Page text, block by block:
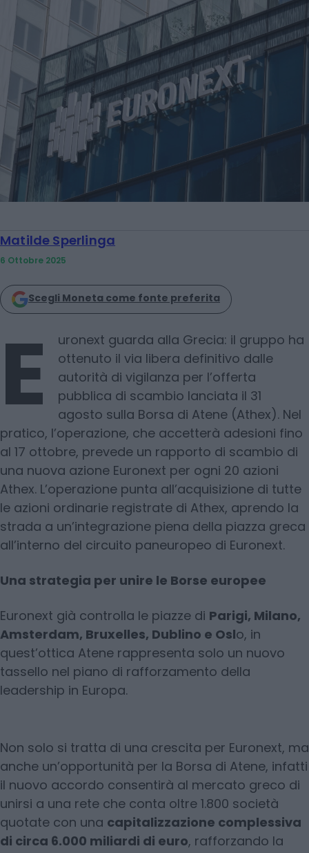
Matilde Sperlinga
6 Ottobre 2025
Scegli Moneta come fonte preferita
E
uronext guarda alla Grecia: il gruppo ha
ottenuto il via libera definitivo dalle
autorità di vigilanza per l’offerta
pubblica di scambio lanciata il 31
agosto sulla Borsa di Atene (Athex). Nel
pratico, l’operazione, che accetterà adesioni fino
al 17 ottobre, prevede un rapporto di scambio di
una nuova azione Euronext per ogni 20 azioni
Athex. L’operazione punta all’acquisizione di tutte
le azioni ordinarie registrate di Athex, aprendo la
strada a un’integrazione piena della piazza greca
all’interno del circuito paneuropeo di Euronext.
Una strategia per unire le Borse europee
Euronext già controlla le piazze di Parigi, Milano,
Amsterdam, Bruxelles, Dublino e Oslo, in
quest’ottica Atene rappresenta solo un nuovo
tassello nel piano di rafforzamento della
leadership in Europa.
Non solo si tratta di una crescita per Euronext, ma
anche un’opportunità per la Borsa di Atene, infatti
il nuovo accordo consentirà al mercato greco di
unirsi a una rete che conta oltre 1.800 società
quotate con una capitalizzazione complessiva
di circa 6.000 miliardi di euro, rafforzando la